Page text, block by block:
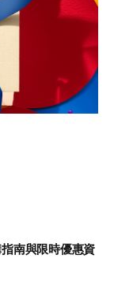
南與限時優惠資